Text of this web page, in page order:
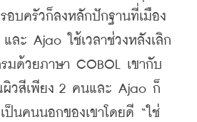
อบครัวก็ลงหลักปักฐานที่เมือง
ละ Ajao ใช้เวลาช่วงหลังเลิก
มด้วยภาษา COBOL เขากับ
ผิวสีเพียง 2 คนและ Ajao ก็
ป็นคนนอกของเขาโดยดี “ใช่